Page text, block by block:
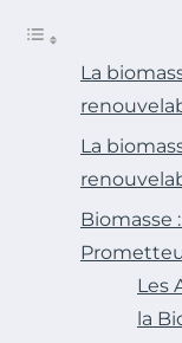
La
La
Biomasse
Les
la